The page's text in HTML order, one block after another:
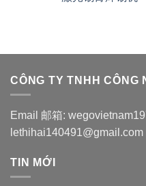
CÔNG TY TNHH CÔNG
Email 邮箱:
lethihai140491@gmail.com
TIN MỚI